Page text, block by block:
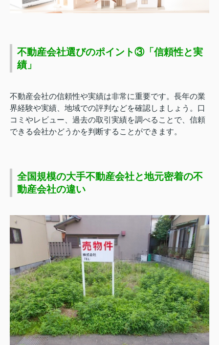
不動産会社選びのポイント③「信頼性と実
績」
不動産会社の信頼性や実績は非常に重要です。長年の業
界経験や実績、地域での評判などを確認しましょう。口
コミやレビュー、過去の取引実績を調べることで、信頼
できる会社かどうかを判断することができます。
全国規模の大手不動産会社と地元密着の不
動産会社の違い